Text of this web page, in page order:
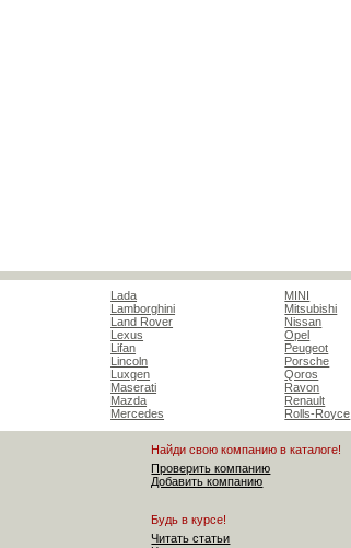
Lada
Lamborghini
Land Rover
Lexus
Lifan
Lincoln
Luxgen
Maserati
Mazda
Mercedes
MINI
Mitsubishi
Nissan
Opel
Peugeot
Porsche
Qoros
Ravon
Renault
Rolls-Royce
Найди свою компанию в каталоге!
Проверить компанию
Добавить компанию
Будь в курсе!
Читать статьи